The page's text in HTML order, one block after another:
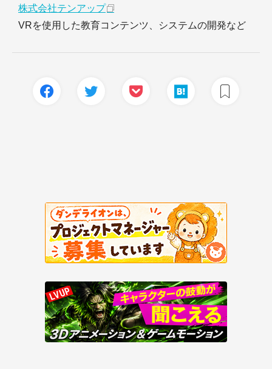
株式会社テンアップ
VRを使用した教育コンテンツ、システムの開発など